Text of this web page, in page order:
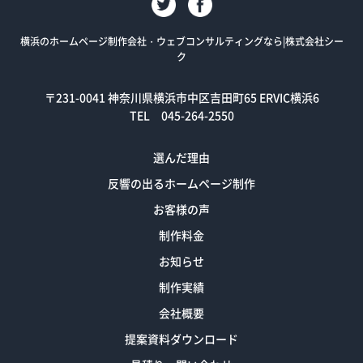
横浜のホームページ制作会社・ウェブコンサルティングなら|株式会社シー
ク
〒231-0041 神奈川県横浜市中区吉田町65 ERVIC横浜6
TEL 045-264-2550
選んだ理由
反響の出るホームページ制作
お客様の声
制作料金
お知らせ
制作実績
会社概要
提案資料ダウンロード